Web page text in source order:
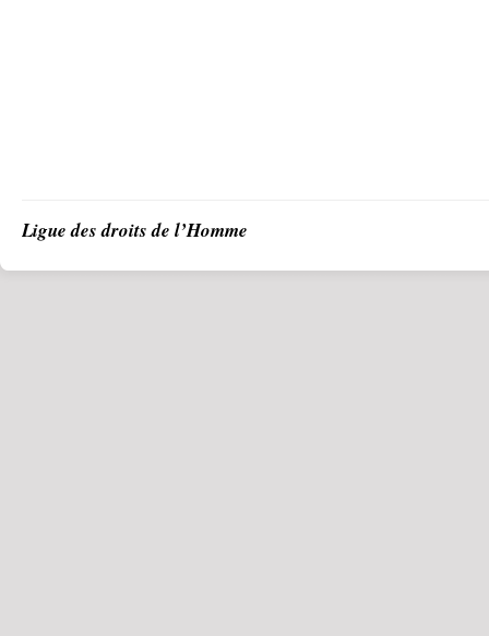
Ligue des droits de l’Homme